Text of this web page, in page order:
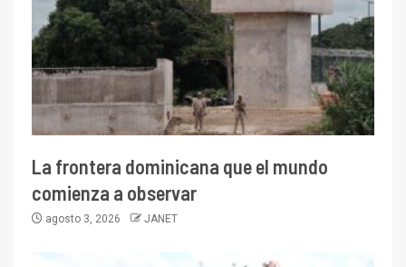
La frontera dominicana que el mundo
comienza a observar
agosto 3, 2026 JANET